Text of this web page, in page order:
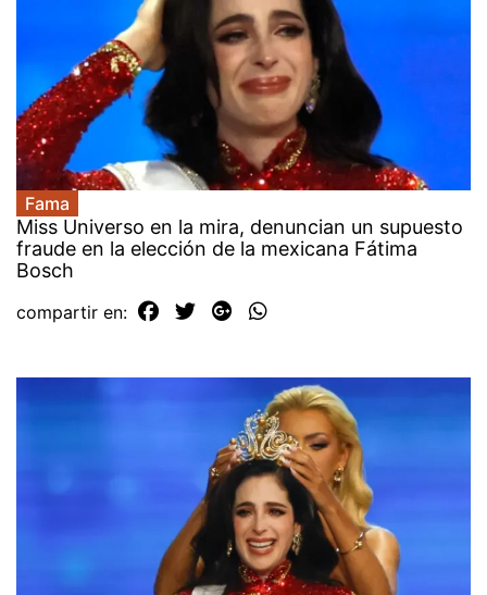
Fama
Miss Universo en la mira, denuncian un supuesto
fraude en la elección de la mexicana Fátima
Bosch
compartir en: